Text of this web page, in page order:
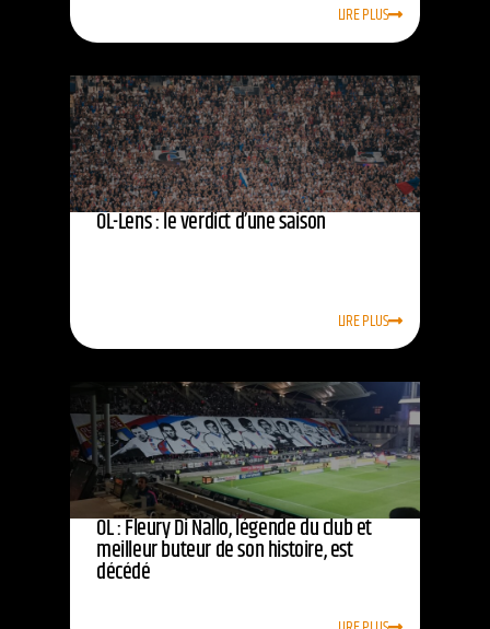
LIRE PLUS
OL-Lens : le verdict d’une saison
LIRE PLUS
OL : Fleury Di Nallo, légende du club et
meilleur buteur de son histoire, est
décédé